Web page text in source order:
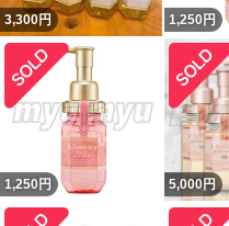
3,300円 1,250 円
1,250 円 5,000円